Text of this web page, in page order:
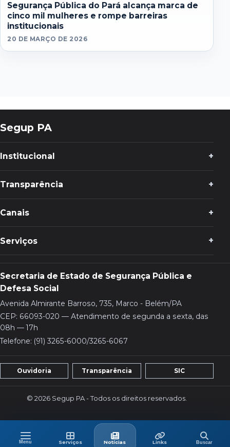
MenuMenu Serviços
ServiçosNotíciasÚltimas LinksLinks BuscarBuscar
Segurança Pública do Pará alcança marca de
cinco mil mulheres e rompe barreiras
institucionais
20 DE MARÇO DE 2026
Segup PA
Institucional
Transparência
Canais
Serviços
Secretaria de Estado de Segurança Pública e
Defesa Social
Avenida Almirante Barroso, 735, Marco - Belém/PA
CEP: 66093-020 — Atendimento de segunda a sexta, das
08h — 17h
Telefone: (91) 3265-6000/3265-6067
Ouvidoria Transparência SIC
© 2026 Segup PA - Todos os direitos reservados.